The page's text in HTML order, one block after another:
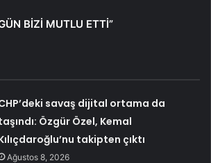
BİZİ MUTLU ETTİ”
savaş dijital ortama da
Özgür Özel, Kemal
takipten çıktı
Ağustos 8, 2026